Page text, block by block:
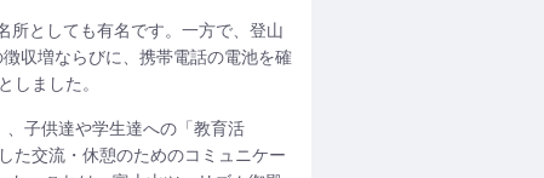
所としても有名です。一方で、登山
収増ならびに、携帯電話の電池を確
ました。
子供達や学生達への「教育活
た交流・休憩のためのコミュニケー